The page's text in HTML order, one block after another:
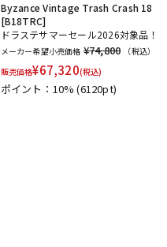
Byzance Vintage Trash Crash 18
[B18TRC]
ドラステサマーセール2026対象品！
メーカー希望小売価格 ¥74,800
（税込）
販売価格¥67,320(税込)
ポイント：10%(6120pt)